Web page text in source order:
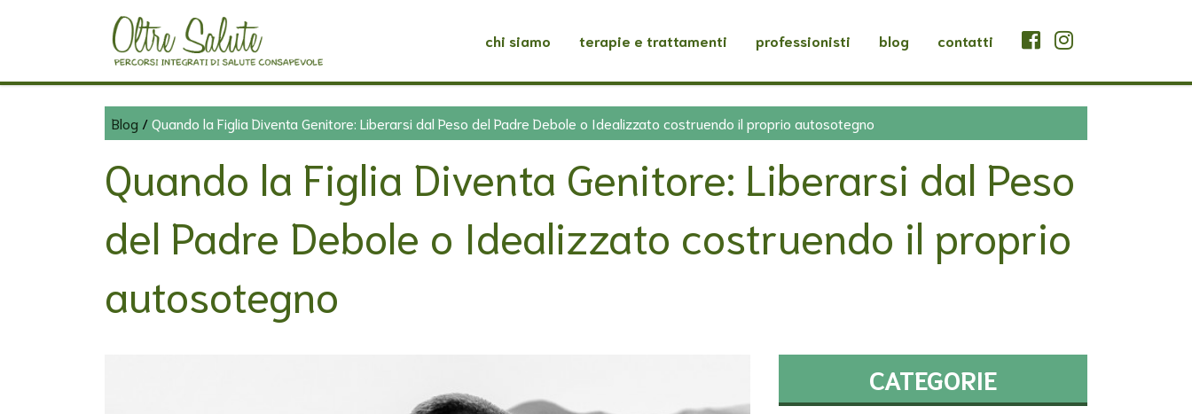
chi siamo terapie e trattamenti professionisti blog contatti
Blog /Quando la Figlia Diventa Genitore: Liberarsi dal Peso del Padre Debole o Idealizzato costruendo il proprio autosotegno
Quando la Figlia Diventa Genitore: Liberarsi dal Peso
del Padre Debole o Idealizzato costruendo il proprio
autosotegno
CATEGORIE